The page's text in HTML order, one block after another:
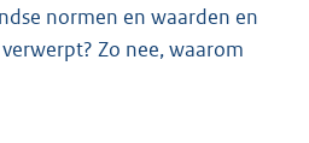
normen en waarden en
Zo nee, waarom